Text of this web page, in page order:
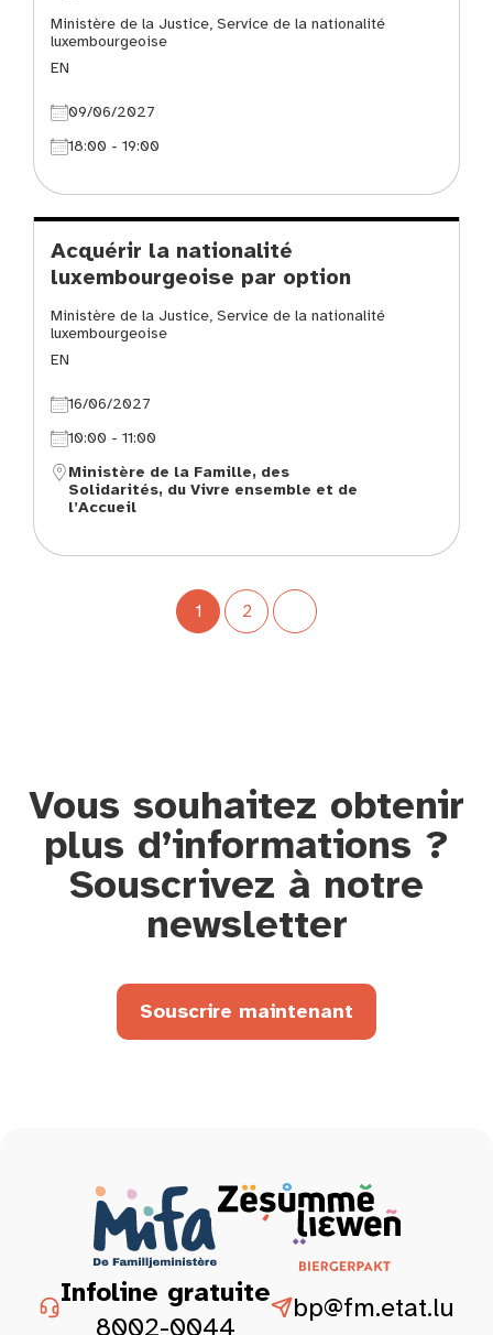
Ministère de la Justice, Service de la nationalité
luxembourgeoise
EN
09/06/2027
18:00 - 19:00
Acquérir la nationalité
luxembourgeoise par option
Ministère de la Justice, Service de la nationalité
luxembourgeoise
EN
16/06/2027
10:00 - 11:00
Ministère de la Famille, des
Solidarités, du Vivre ensemble et de
l’Accueil
1 2
Vous souhaitez obtenir
plus d’informations ?
Souscrivez à notre
newsletter
Souscrire maintenant
Infoline gratuite
8002-0044
bp@fm.etat.lu